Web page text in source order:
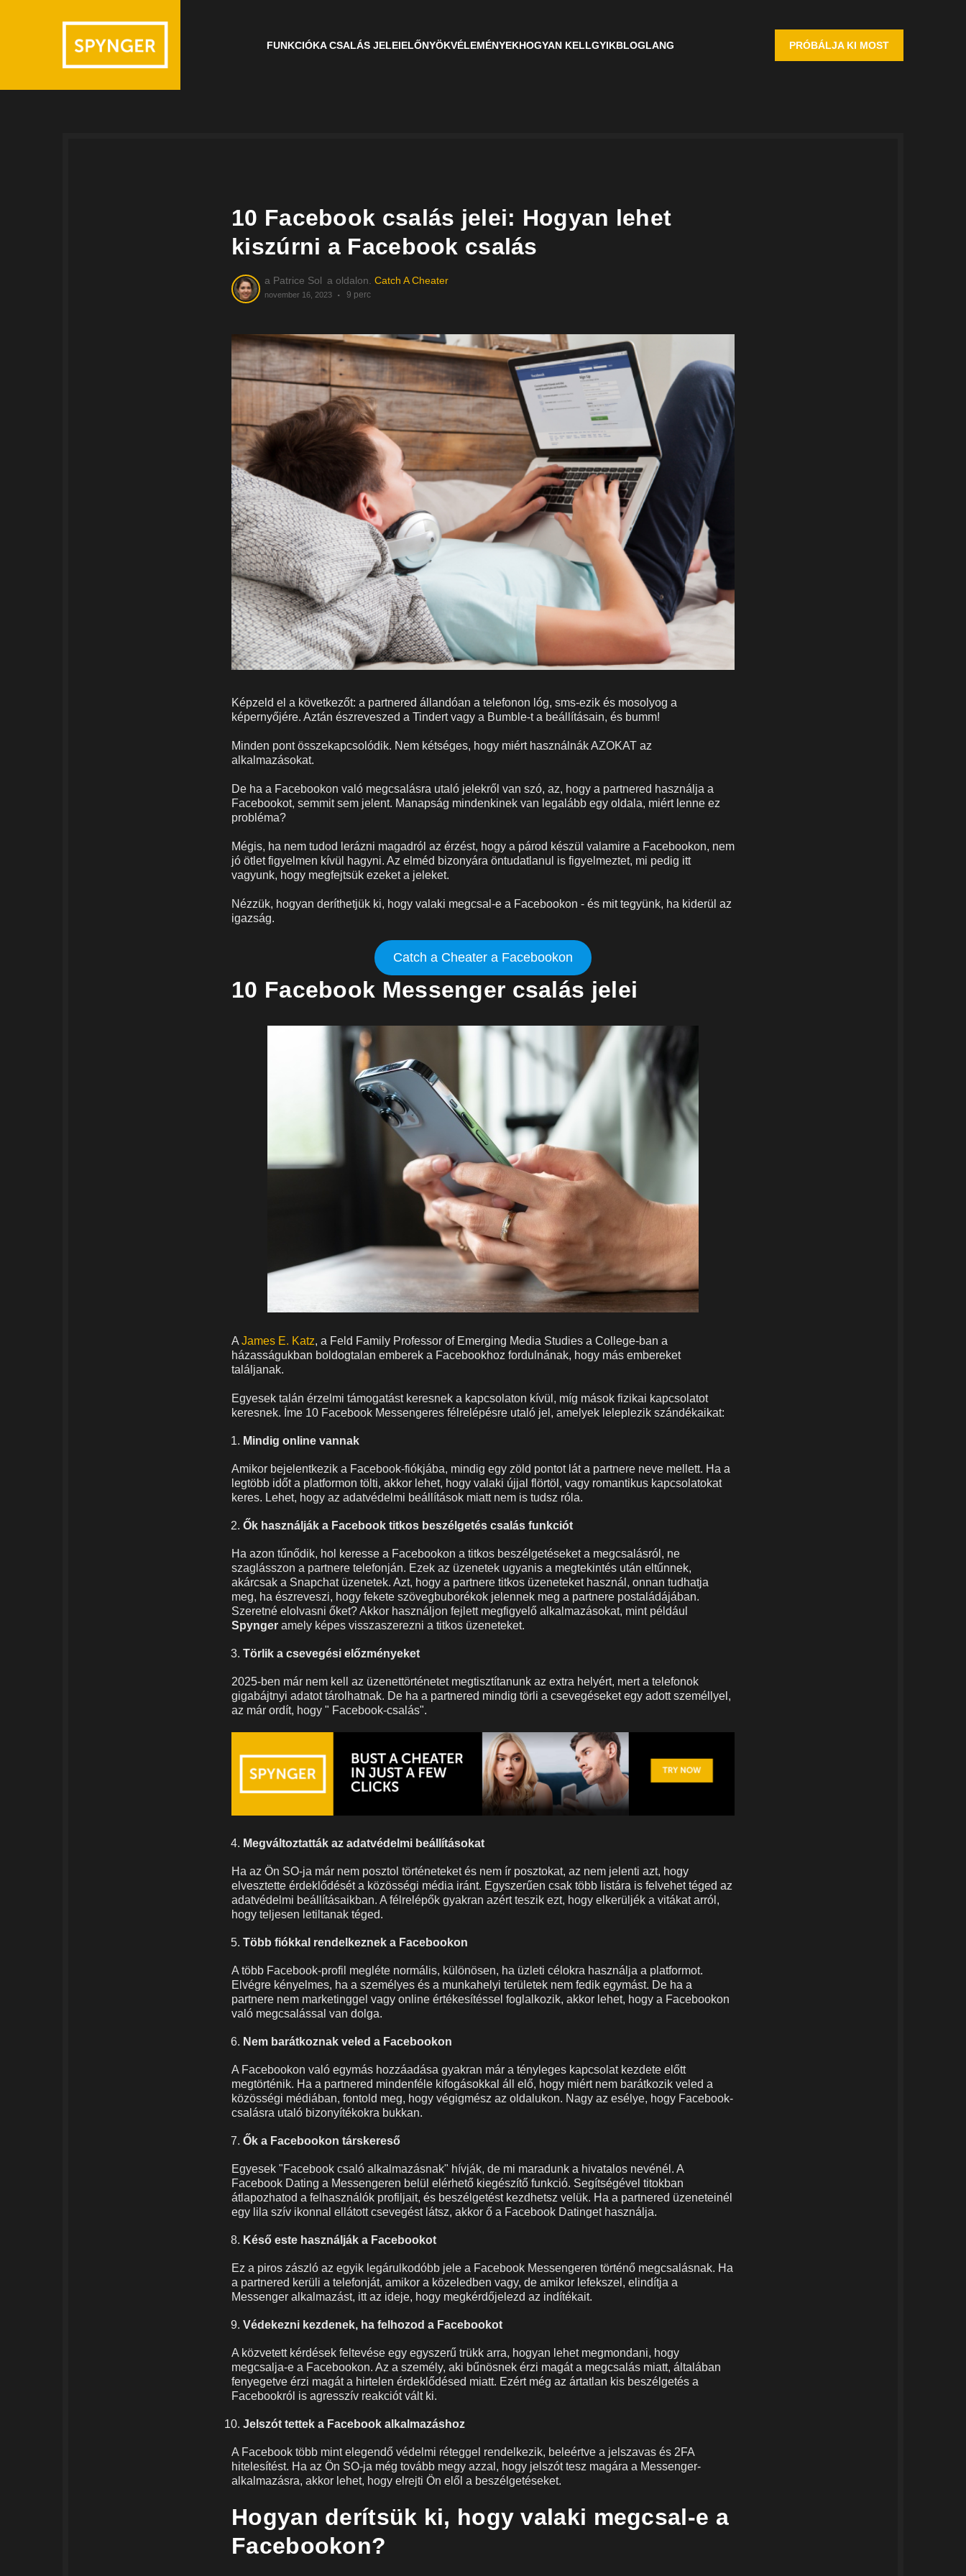
FUNKCIÓKA CSALÁS JELEIELŐNYÖKVÉLEMÉNYEKHOGYAN KELLGYIKBLOGLANG PRÓBÁLJA KI MOST
10 Facebook csalás jelei: Hogyan lehet
kiszúrni a Facebook csalás
a Patrice Sol a oldalon. Catch A Cheater
november 16, 2023 9 perc
Képzeld el a következőt: a partnered állandóan a telefonon lóg, sms-ezik és mosolyog a
képernyőjére. Aztán észreveszed a Tindert vagy a Bumble-t a beállításain, és bumm!
Minden pont összekapcsolódik. Nem kétséges, hogy miért használnák AZOKAT az
alkalmazásokat.
De ha a Facebookon való megcsalásra utaló jelekről van szó, az, hogy a partnered használja a
Facebookot, semmit sem jelent. Manapság mindenkinek van legalább egy oldala, miért lenne ez
probléma?
Mégis, ha nem tudod lerázni magadról az érzést, hogy a párod készül valamire a Facebookon, nem
jó ötlet figyelmen kívül hagyni. Az elméd bizonyára öntudatlanul is figyelmeztet, mi pedig itt
vagyunk, hogy megfejtsük ezeket a jeleket.
Nézzük, hogyan deríthetjük ki, hogy valaki megcsal-e a Facebookon - és mit tegyünk, ha kiderül az
igazság.
Catch a Cheater a Facebookon
10 Facebook Messenger csalás jelei
A James E. Katz, a Feld Family Professor of Emerging Media Studies a College-ban a
házasságukban boldogtalan emberek a Facebookhoz fordulnának, hogy más embereket
találjanak.
Egyesek talán érzelmi támogatást keresnek a kapcsolaton kívül, míg mások fizikai kapcsolatot
keresnek. Íme 10 Facebook Messengeres félrelépésre utaló jel, amelyek leleplezik szándékaikat:
Mindig online vannak
Amikor bejelentkezik a Facebook-fiókjába, mindig egy zöld pontot lát a partnere neve mellett. Ha a
legtöbb időt a platformon tölti, akkor lehet, hogy valaki újjal flörtöl, vagy romantikus kapcsolatokat
keres. Lehet, hogy az adatvédelmi beállítások miatt nem is tudsz róla.
Ők használják a Facebook titkos beszélgetés csalás funkciót
Ha azon tűnődik, hol keresse a Facebookon a titkos beszélgetéseket a megcsalásról, ne
szaglásszon a partnere telefonján. Ezek az üzenetek ugyanis a megtekintés után eltűnnek,
akárcsak a Snapchat üzenetek. Azt, hogy a partnere titkos üzeneteket használ, onnan tudhatja
meg, ha észreveszi, hogy fekete szövegbuborékok jelennek meg a partnere postaládájában.
Szeretné elolvasni őket? Akkor használjon fejlett megfigyelő alkalmazásokat, mint például
Spynger amely képes visszaszerezni a titkos üzeneteket.
Törlik a csevegési előzményeket
2025-ben már nem kell az üzenettörténetet megtisztítanunk az extra helyért, mert a telefonok
gigabájtnyi adatot tárolhatnak. De ha a partnered mindig törli a csevegéseket egy adott személlyel,
az már ordít, hogy " Facebook-csalás".
Megváltoztatták az adatvédelmi beállításokat
Ha az Ön SO-ja már nem posztol történeteket és nem ír posztokat, az nem jelenti azt, hogy
elvesztette érdeklődését a közösségi média iránt. Egyszerűen csak több listára is felvehet téged az
adatvédelmi beállításaikban. A félrelépők gyakran azért teszik ezt, hogy elkerüljék a vitákat arról,
hogy teljesen letiltanak téged.
Több fiókkal rendelkeznek a Facebookon
A több Facebook-profil megléte normális, különösen, ha üzleti célokra használja a platformot.
Elvégre kényelmes, ha a személyes és a munkahelyi területek nem fedik egymást. De ha a
partnere nem marketinggel vagy online értékesítéssel foglalkozik, akkor lehet, hogy a Facebookon
való megcsalással van dolga.
Nem barátkoznak veled a Facebookon
A Facebookon való egymás hozzáadása gyakran már a tényleges kapcsolat kezdete előtt
megtörténik. Ha a partnered mindenféle kifogásokkal áll elő, hogy miért nem barátkozik veled a
közösségi médiában, fontold meg, hogy végigmész az oldalukon. Nagy az esélye, hogy Facebook-
csalásra utaló bizonyítékokra bukkan.
Ők a Facebookon társkereső
Egyesek "Facebook csaló alkalmazásnak" hívják, de mi maradunk a hivatalos nevénél. A
Facebook Dating a Messengeren belül elérhető kiegészítő funkció. Segítségével titokban
átlapozhatod a felhasználók profiljait, és beszélgetést kezdhetsz velük. Ha a partnered üzeneteinél
egy lila szív ikonnal ellátott csevegést látsz, akkor ő a Facebook Datinget használja.
Késő este használják a Facebookot
Ez a piros zászló az egyik legárulkodóbb jele a Facebook Messengeren történő megcsalásnak. Ha
a partnered kerüli a telefonját, amikor a közeledben vagy, de amikor lefekszel, elindítja a
Messenger alkalmazást, itt az ideje, hogy megkérdőjelezd az indítékait.
Védekezni kezdenek, ha felhozod a Facebookot
A közvetett kérdések feltevése egy egyszerű trükk arra, hogyan lehet megmondani, hogy
megcsalja-e a Facebookon. Az a személy, aki bűnösnek érzi magát a megcsalás miatt, általában
fenyegetve érzi magát a hirtelen érdeklődésed miatt. Ezért még az ártatlan kis beszélgetés a
Facebookról is agresszív reakciót vált ki.
Jelszót tettek a Facebook alkalmazáshoz
A Facebook több mint elegendő védelmi réteggel rendelkezik, beleértve a jelszavas és 2FA
hitelesítést. Ha az Ön SO-ja még tovább megy azzal, hogy jelszót tesz magára a Messenger-
alkalmazásra, akkor lehet, hogy elrejti Ön elől a beszélgetéseket.
Hogyan derítsük ki, hogy valaki megcsal-e a
Facebookon?